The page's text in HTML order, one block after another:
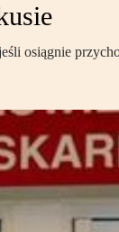
osiągnie